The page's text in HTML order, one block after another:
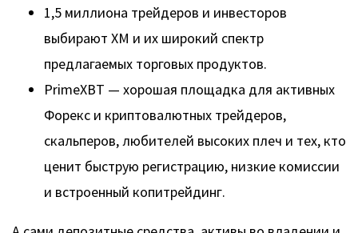
1,5 миллиона трейдеров и инвесторов
выбирают XM и их широкий спектр
предлагаемых торговых продуктов.
PrimeXBT — хорошая площадка для активных
Форекс и криптовалютных трейдеров,
скальперов, любителей высоких плеч и тех, кто
ценит быструю регистрацию, низкие комиссии
и встроенный копитрейдинг.